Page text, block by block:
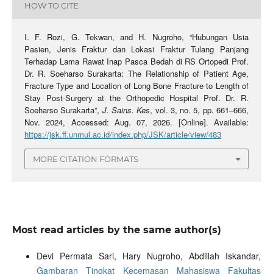
HOW TO CITE
I. F. Rozi, G. Tekwan, and H. Nugroho, “Hubungan Usia
Pasien, Jenis Fraktur dan Lokasi Fraktur Tulang Panjang
Terhadap Lama Rawat Inap Pasca Bedah di RS Ortopedi Prof.
Dr. R. Soeharso Surakarta: The Relationship of Patient Age,
Fracture Type and Location of Long Bone Fracture to Length of
Stay Post-Surgery at the Orthopedic Hospital Prof. Dr. R.
Soeharso Surakarta”, J. Sains. Kes, vol. 3, no. 5, pp. 661–666,
Nov. 2024, Accessed: Aug. 07, 2026. [Online]. Available:
https://jsk.ff.unmul.ac.id/index.php/JSK/article/view/483
MORE CITATION FORMATS
Most read articles by the same author(s)
Devi Permata Sari, Hary Nugroho, Abdillah Iskandar,
Gambaran Tingkat Kecemasan Mahasiswa Fakultas